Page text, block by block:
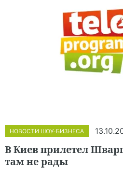
НОВОСТИ ШОУ-БИЗНЕСА
В Киев прилетел
там не рады